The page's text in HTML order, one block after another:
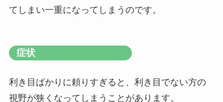
てしまい一重になってしまうのです。
症状
利き目ばかりに頼りすぎると、利き目でない方の
視野が狭くなってしまうことがあります。